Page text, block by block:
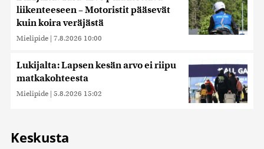
liikenteeseen – Motoristit pääsevät
kuin koira veräjästä
Mielipide | 7.8.2026 10:00
Lukijalta: Lapsen kesän arvo ei riipu
matkakohteesta
Mielipide | 5.8.2026 15:02
Keskusta